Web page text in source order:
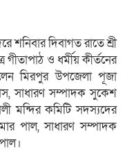
শনিবার দিবাগত রাতে শ্রী
গীতাপাঠ ও ধর্মীয় কীর্তনের
মিরপুর উপজেলা পূজা
সাধারণ সম্পাদক সুকেশ
মন্দির কমিটি সদস্যদের
পাল, সাধারণ সম্পাদক